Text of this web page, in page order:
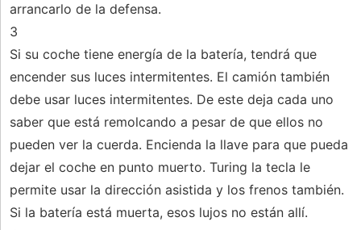
arrancarlo de la defensa.
3
Si su coche tiene energía de la batería, tendrá que
encender sus luces intermitentes. El camión también
debe usar luces intermitentes. De este deja cada uno
saber que está remolcando a pesar de que ellos no
pueden ver la cuerda. Encienda la llave para que pueda
dejar el coche en punto muerto. Turing la tecla le
permite usar la dirección asistida y los frenos también.
Si la batería está muerta, esos lujos no están allí.